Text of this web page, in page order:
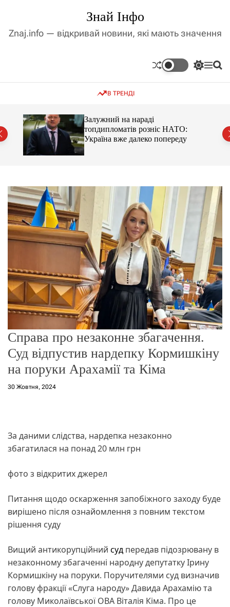
д
і
с
Знай Інфо
Znaj.info — відкривай новини, які мають значення
П
а
ч
в
г
о
р
ж
и
м
у
М П
В ТРЕНДІ
Залужний на нараді
топдипломатів розніс НАТО:
Україна вже далеко попереду
Справа про незаконне збагачення.
Суд відпустив нардепку Кормишкіну
на поруки Арахамії та Кіма
30 Жовтня, 2024
За даними слідства, нардепка незаконно
збагатилася на понад 20 млн грн
фото з відкритих джерел
Питання щодо оскарження запобіжного заходу буде
вирішено після ознайомлення з повним текстом
рішення суду
Вищий антикорупційний суд передав підозрювану в
незаконному збагаченні народну депутатку Ірину
Кормишкіну на поруки. Поручителями суд визначив
голову фракції «Слуга народу» Давида Арахамію та
голову Миколаївської ОВА Віталія Кіма. Про це